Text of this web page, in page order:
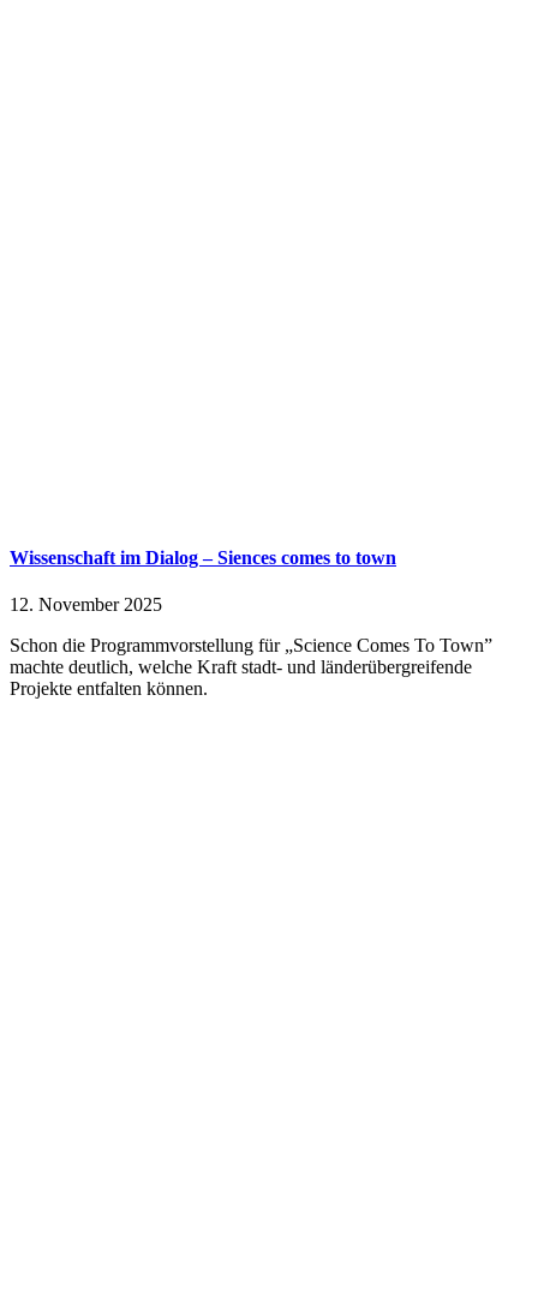
Wissenschaft im Dialog – Siences comes to town
12. November 2025
Schon die Programmvorstellung für „Science Comes To Town”
machte deutlich, welche Kraft stadt- und länderübergreifende
Projekte entfalten können.